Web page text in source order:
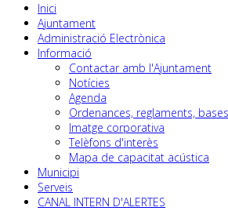
Inici
Ajuntament
Administració Electrònica
Informació
Contactar amb l'Ajuntament
Notícies
Agenda
Ordenances, reglaments,
Imatge corporativa
Telèfons d'interès
Mapa de capacitat acústica
Municipi
Serveis
CANAL INTERN D'ALERTES